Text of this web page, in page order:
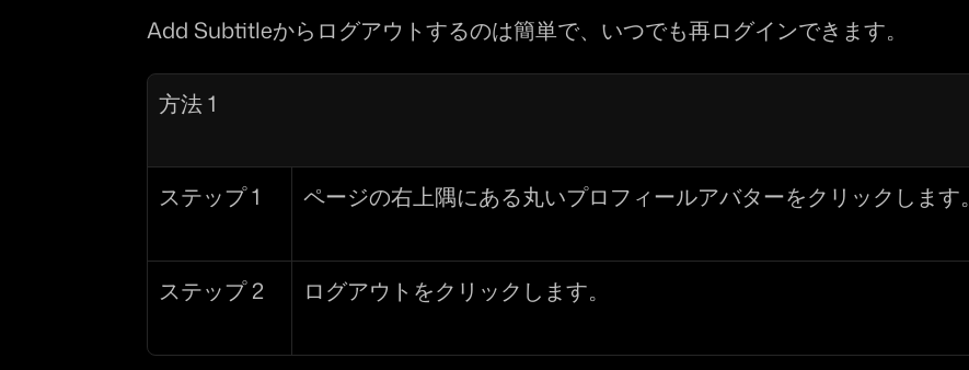
Add Subtitleからログアウトするのは簡単で、いつでも再ログインできます。
方法 1
ステップ 1 ページの右上隅にある丸いプロフィールアバターをクリックします。
ステップ 2 ログアウト をクリックします。